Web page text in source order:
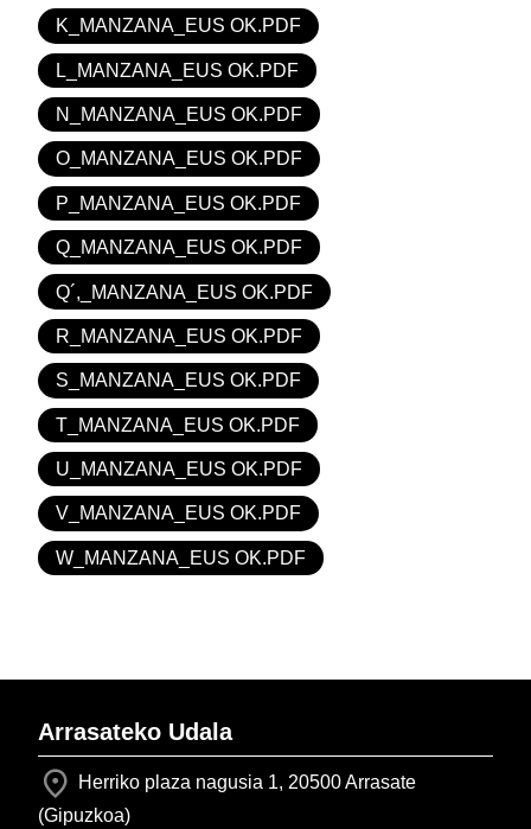
K_MANZANA_EUS OK.PDF
L_MANZANA_EUS OK.PDF
N_MANZANA_EUS OK.PDF
O_MANZANA_EUS OK.PDF
P_MANZANA_EUS OK.PDF
Q_MANZANA_EUS OK.PDF
Q´,_MANZANA_EUS OK.PDF
R_MANZANA_EUS OK.PDF
S_MANZANA_EUS OK.PDF
T_MANZANA_EUS OK.PDF
U_MANZANA_EUS OK.PDF
V_MANZANA_EUS OK.PDF
W_MANZANA_EUS OK.PDF
Arrasateko Udala
Herriko plaza nagusia 1, 20500 Arrasate
(Gipuzkoa)